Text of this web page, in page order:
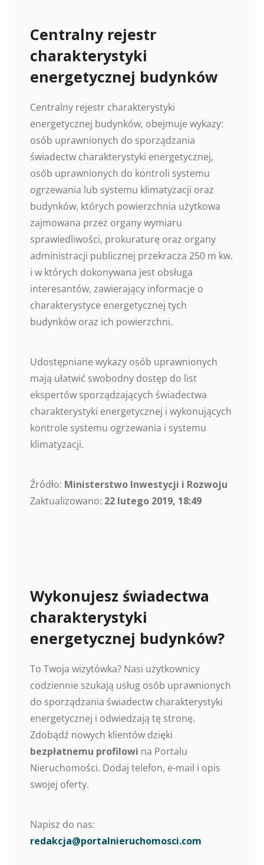
Centralny rejestr
charakterystyki
energetycznej budynków
Centralny rejestr charakterystyki
energetycznej budynków, obejmuje wykazy:
osób uprawnionych do sporządzania
świadectw charakterystyki energetycznej,
osób uprawnionych do kontroli systemu
ogrzewania lub systemu klimatyzacji oraz
budynków, których powierzchnia użytkowa
zajmowana przez organy wymiaru
sprawiedliwości, prokuraturę oraz organy
administracji publicznej przekracza 250 m kw.
i w których dokonywana jest obsługa
interesantów, zawierający informacje o
charakterystyce energetycznej tych
budynków oraz ich powierzchni.
Udostępniane wykazy osób uprawnionych
mają ułatwić swobodny dostęp do list
ekspertów sporządzających świadectwa
charakterystyki energetycznej i wykonujących
kontrole systemu ogrzewania i systemu
klimatyzacji.
Źródło: Ministerstwo Inwestycji i Rozwoju
Zaktualizowano: 22 lutego 2019, 18:49
Wykonujesz świadectwa
charakterystyki
energetycznej budynków?
To Twoja wizytówka? Nasi użytkownicy
codziennie szukają usług osób uprawnionych
do sporządzania świadectw charakterystyki
energetycznej i odwiedzają tę stronę.
Zdobądź nowych klientów dzięki
bezpłatnemu profilowi na Portalu
Nieruchomości. Dodaj telefon, e-mail i opis
swojej oferty.
Napisz do nas:
redakcja@portalnieruchomosci.com